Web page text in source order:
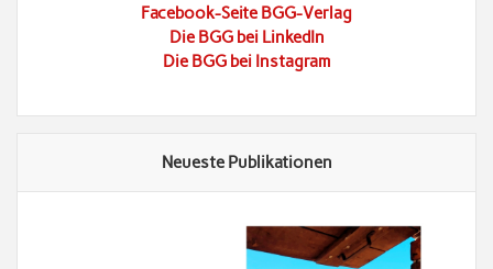
Facebook-Seite BGG-Verlag
Die BGG bei LinkedIn
Die BGG bei Instagram
Neueste Publikationen